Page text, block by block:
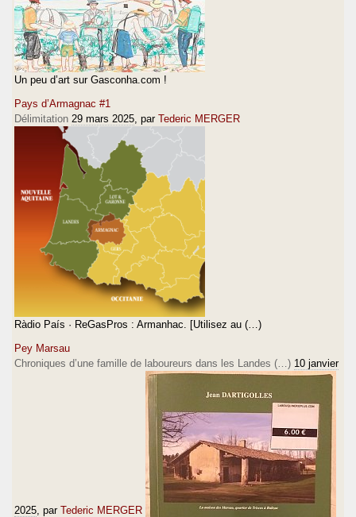
Un peu d’art sur Gasconha.com !
Pays d’Armagnac #1
Délimitation 29 mars 2025 , par Tederic MERGER
Ràdio País · ReGasPros : Armanhac. [Utilisez au (…)
Pey Marsau
Chroniques d’une famille de laboureurs dans les Landes (…) 10 janvier
2025 , par Tederic MERGER